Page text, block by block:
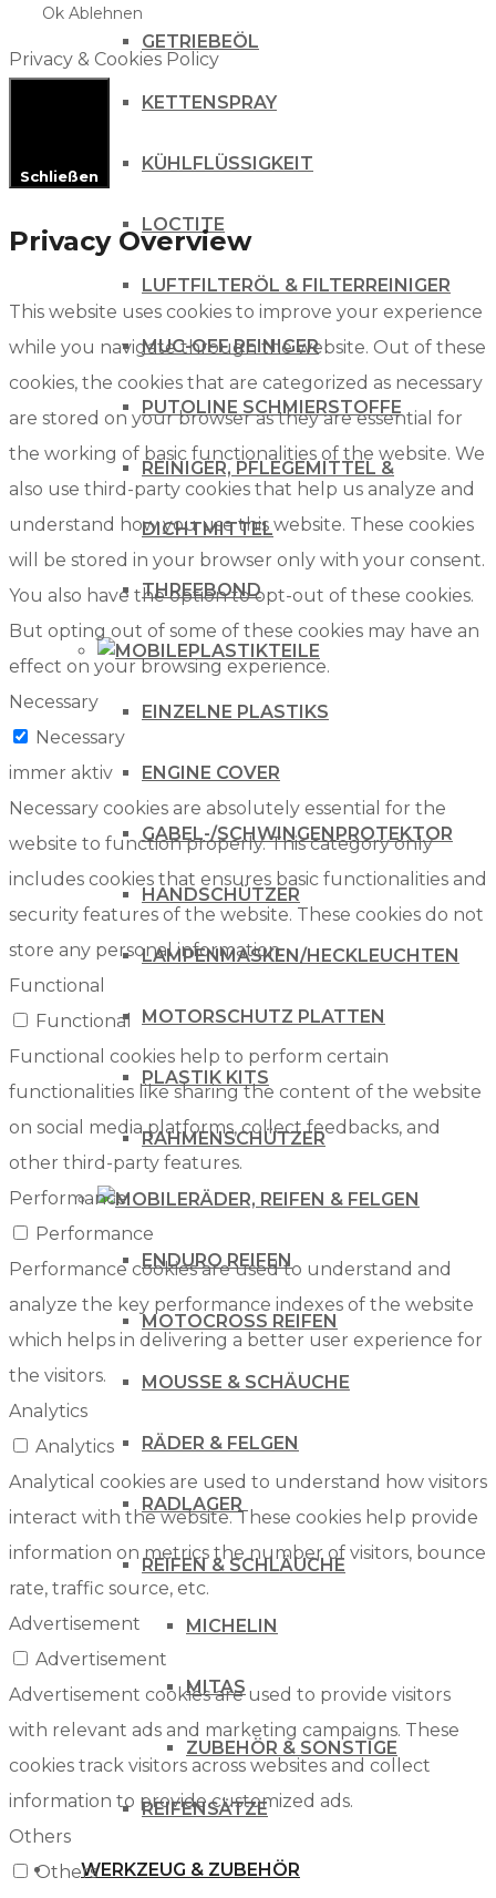
GETRIEBEÖL
KETTENSPRAY
KÜHLFLÜSSIGKEIT
LOCTITE
LUFTFILTERÖL & FILTERREINIGER
MUC-OFF REINIGER
PUTOLINE SCHMIERSTOFFE
REINIGER, PFLEGEMITTEL &
DICHTMITTEL
THREEBOND
PLASTIKTEILE
EINZELNE PLASTIKS
ENGINE COVER
GABEL-/SCHWINGENPROTEKTOR
HANDSCHÜTZER
LAMPENMASKEN/HECKLEUCHTEN
MOTORSCHUTZ PLATTEN
PLASTIK KITS
RAHMENSCHÜTZER
RÄDER, REIFEN & FELGEN
ENDURO REIFEN
MOTOCROSS REIFEN
MOUSSE & SCHÄUCHE
RÄDER & FELGEN
RADLAGER
REIFEN & SCHLÄUCHE
MICHELIN
MITAS
ZUBEHÖR & SONSTIGE
REIFENSÄTZE
WERKZEUG & ZUBEHÖR
Ok Ablehnen
Privacy & Cookies Policy
Schließen
Privacy Overview
This website uses cookies to improve your experience
while you navigate through the website. Out of these
cookies, the cookies that are categorized as necessary
are stored on your browser as they are essential for
the working of basic functionalities of the website. We
also use third-party cookies that help us analyze and
understand how you use this website. These cookies
will be stored in your browser only with your consent.
You also have the option to opt-out of these cookies.
But opting out of some of these cookies may have an
effect on your browsing experience.
Necessary
Necessary
immer aktiv
Necessary cookies are absolutely essential for the
website to function properly. This category only
includes cookies that ensures basic functionalities and
security features of the website. These cookies do not
store any personal information.
Functional
Functional
Functional cookies help to perform certain
functionalities like sharing the content of the website
on social media platforms, collect feedbacks, and
other third-party features.
Performance
Performance
Performance cookies are used to understand and
analyze the key performance indexes of the website
which helps in delivering a better user experience for
the visitors.
Analytics
Analytics
Analytical cookies are used to understand how visitors
interact with the website. These cookies help provide
information on metrics the number of visitors, bounce
rate, traffic source, etc.
Advertisement
Advertisement
Advertisement cookies are used to provide visitors
with relevant ads and marketing campaigns. These
cookies track visitors across websites and collect
information to provide customized ads.
Others
Others